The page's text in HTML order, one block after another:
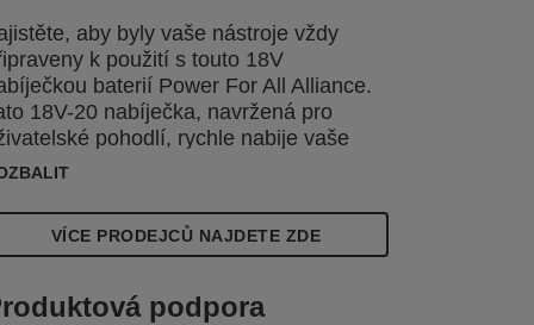
aby byly vaše nástroje vždy
k použití s touto 18V
baterií Power For All Alliance.
18V-20 nabíječka, navržená pro
pohodlí, rychle nabije vaše
Například 2,5Ah baterie bude
VÍCE PRODEJCŮ NAJDETE ZDE
podpora